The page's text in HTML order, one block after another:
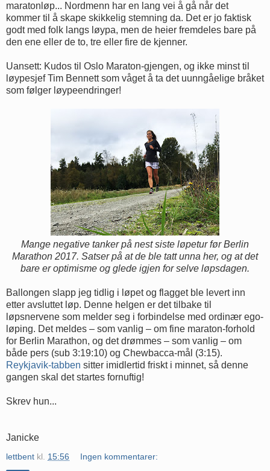
maratonløp... Nordmenn har en lang vei å gå når det
kommer til å skape skikkelig stemning da. Det er jo faktisk
godt med folk langs løypa, men de heier fremdeles bare på
den ene eller de to, tre eller fire de kjenner.
Uansett: Kudos til Oslo Maraton-gjengen, og ikke minst til
løypesjef Tim Bennett som våget å ta det uunngåelige bråket
som følger løypeendringer!
Mange negative tanker på nest siste løpetur før Berlin
Marathon 2017. Satser på at de ble tatt unna her, og at det
bare er optimisme og glede igjen for selve løpsdagen.
Ballongen slapp jeg tidlig i løpet og flagget ble levert inn
etter avsluttet løp. Denne helgen er det tilbake til
løpsnervene som melder seg i forbindelse med ordinær ego-
løping. Det meldes – som vanlig – om fine maraton-forhold
for Berlin Marathon, og det drømmes – som vanlig – om
både pers (sub 3:19:10) og Chewbacca-mål (3:15).
Reykjavik-tabben sitter imidlertid friskt i minnet, så denne
gangen skal det startes fornuftig!
Skrev hun...
Janicke
lettbent kl. 15:56 Ingen kommentarer: